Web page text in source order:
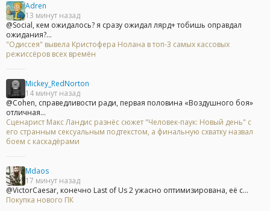
Adren
13 минут назад
@Social, кем ожидалось? я сразу ожидал лярд+ тобишь оправдал
ожидания?...
"Одиссея" вывела Кристофера Нолана в топ-3 самых кассовых
режиссёров всех времён
Mickey_RedNorton
14 минут назад
@Cohen, справедливости ради, первая половина «Воздушного боя»
отличная...
Сценарист Макс Ландис разнёс сюжет "Человек-паук: Новый день" с
его странным сексуальным подтекстом, а финальную схватку назвал
боем с каскадёрами
Mdaos
17 минут назад
@VictorCaesar, конечно Last of Us 2 ужасно оптимизирована, её с...
Покупка нового ПК